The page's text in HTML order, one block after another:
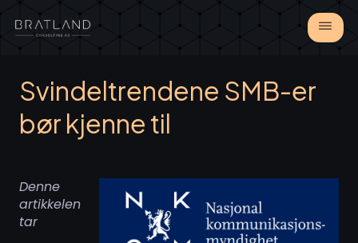
Svindeltrendene SMB-er
bør kjenne til
Denne
artikkelen
tar